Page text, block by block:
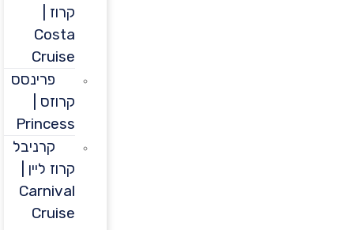
Costa
Cruise
פרינסס
קרוזס |
Princess
קרניבל
קרוז ליין |
Carnival
Cruise